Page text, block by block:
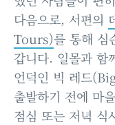
다음으로, 서편의
Tours)를 통해
갑니다. 일몰과 함
언덕인 빅 레드
출발하기 전에 마
점심 또는 저녁 식